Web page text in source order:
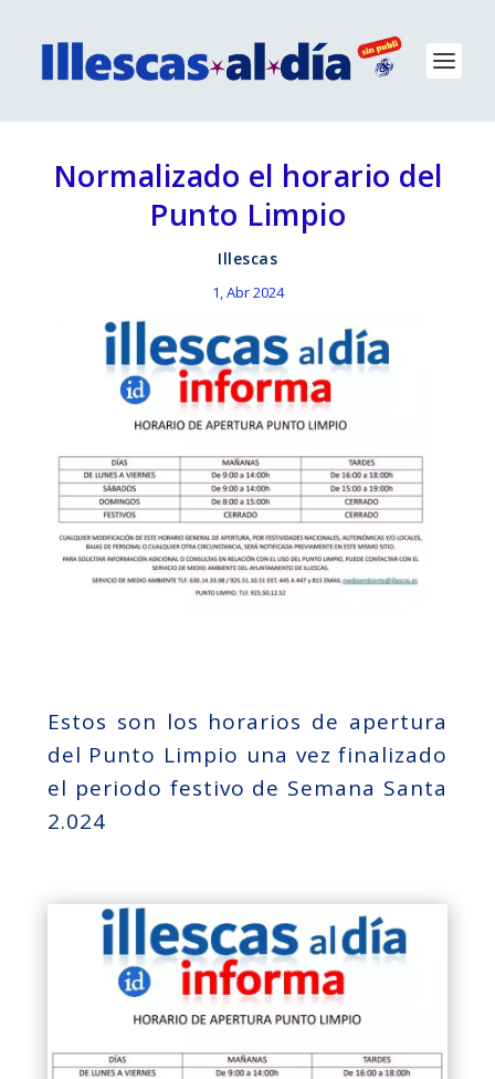
Normalizado el horario del
Punto Limpio
Illescas
1, Abr 2024
Estos son los horarios de apertura
del Punto Limpio una vez finalizado
el periodo festivo de Semana Santa
2.024